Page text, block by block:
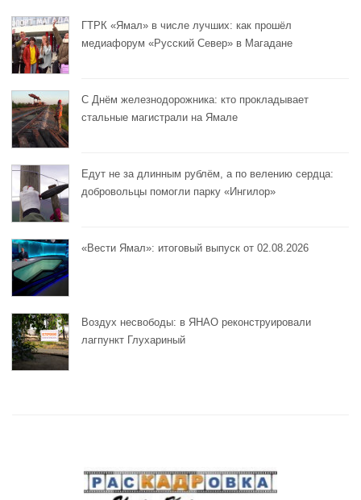
ГТРК «Ямал» в числе лучших: как прошёл
медиафорум «Русский Север» в Магадане
С Днём железнодорожника: кто прокладывает
стальные магистрали на Ямале
Едут не за длинным рублём, а по велению сердца:
добровольцы помогли парку «Ингилор»
«Вести Ямал»: итоговый выпуск от 02.08.2026
Воздух несвободы: в ЯНАО реконструировали
лагпункт Глухариный